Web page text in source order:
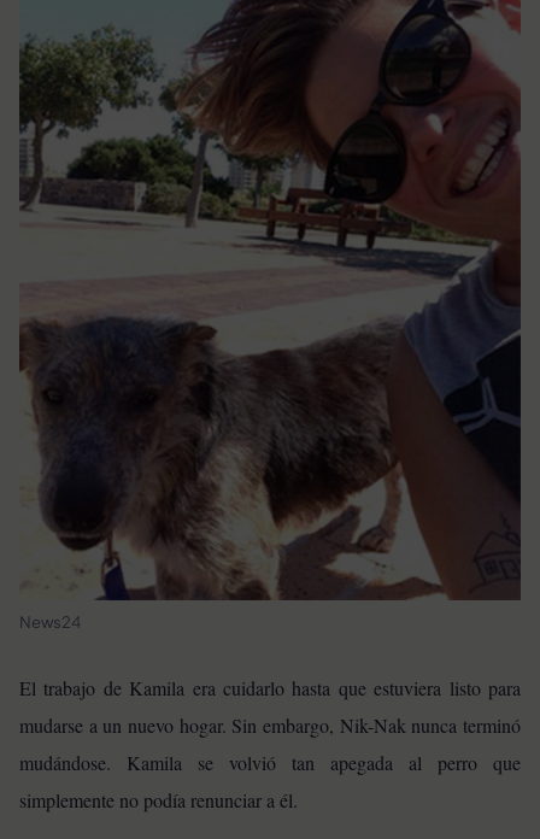
News24
El trabajo de Kamila era cuidarlo hasta que estuviera listo para
mudarse a un nuevo hogar. Sin embargo, Nik-Nak nunca terminó
mudándose. Kamila se volvió tan apegada al perro que
simplemente no podía renunciar a él.